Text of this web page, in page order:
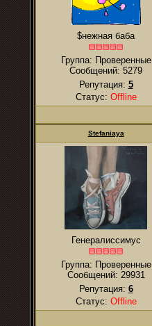
$нежная баба
Группа: Проверенные
Сообщений: 5279
Репутация: 5
Статус: Offline
Stefaniaya
Генералиссимус
Группа: Проверенные
Сообщений: 29931
Репутация: 6
Статус: Offline